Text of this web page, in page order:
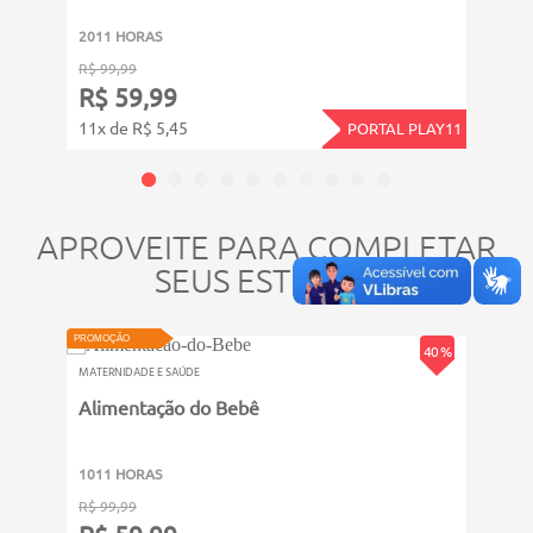
2011 HORAS
R$ 99,99
R$ 59,99
11x de R$ 5,45 PORTAL PLAY11
APROVEITE PARA COMPLETAR
SEUS ESTUDOS
40 %
PROMOÇÃO
MATERNIDADE E SAÚDE
Alimentação do Bebê
1011 HORAS
R$ 99,99